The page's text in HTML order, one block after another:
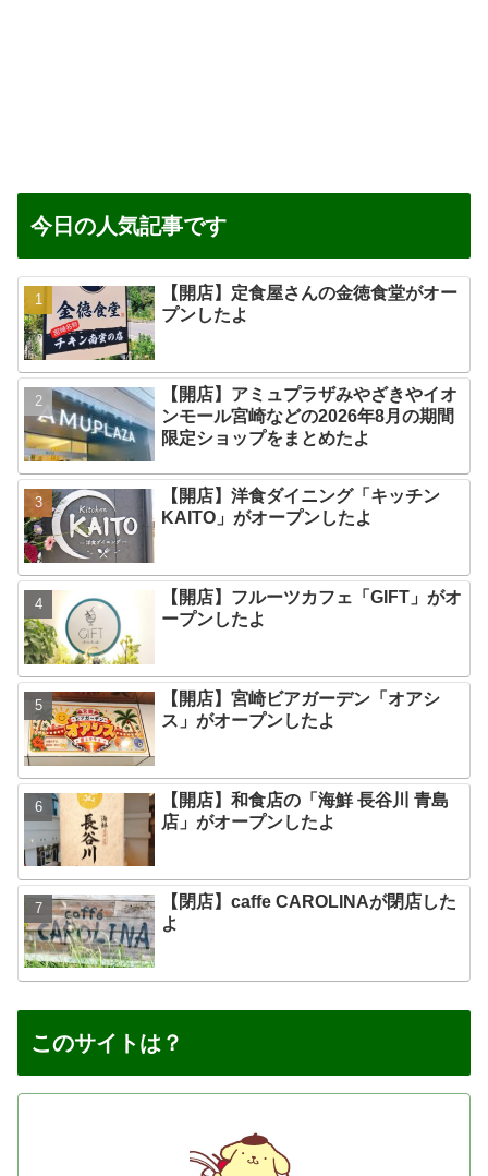
今日の人気記事です
【開店】定食屋さんの金徳食堂がオー
プンしたよ
【開店】アミュプラザみやざきやイオ
ンモール宮崎などの2026年8月の期間
限定ショップをまとめたよ
【開店】洋食ダイニング「キッチン
KAITO」がオープンしたよ
【開店】フルーツカフェ「GIFT」がオ
ープンしたよ
【開店】宮崎ビアガーデン「オアシ
ス」がオープンしたよ
【開店】和食店の「海鮮 長谷川 青島
店」がオープンしたよ
【閉店】caffe CAROLINAが閉店した
よ
このサイトは？